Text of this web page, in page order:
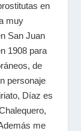
en
muy
San Juan
1908 para
de
personaje
Díaz es
me